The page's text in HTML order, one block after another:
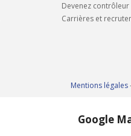
Devenez contrôleur
Carrières et
Mentions légales
Google